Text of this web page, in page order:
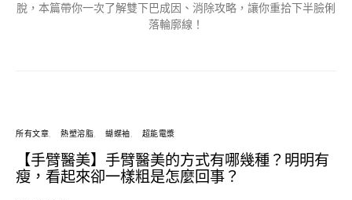
脫，本篇帶你一次了解雙下巴成因、消除攻略，讓你重拾下半臉俐
落輪廓線！
所有文章 熱塑溶脂 蝴蝶袖 超能電漿
【手臂醫美】手臂醫美的方式有哪幾種？明明有
瘦，看起來卻一樣粗是怎麼回事？